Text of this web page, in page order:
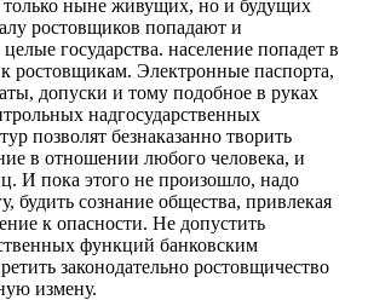
только ныне живущих, но и будущих
ростовщиков попадают и
государства. население попадет в
к ростовщикам. Электронные паспорта,
допуски и тому подобное в руках
надгосударственных
позволят безнаказанно творить
в отношении любого человека, и
И пока этого не произошло, надо
будить сознание общества, привлекая
к опасности. Не допустить
функций банковским
законодательно ростовщичество
измену.